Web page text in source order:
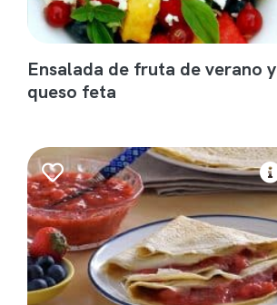
Ensalada de fruta de verano y
queso feta